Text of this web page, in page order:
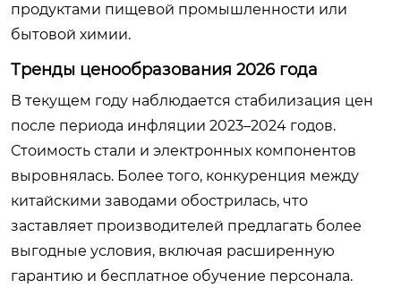
продуктами пищевой промышленности или
бытовой химии.
Тренды ценообразования 2026 года
В текущем году наблюдается стабилизация цен
после периода инфляции 2023–2024 годов.
Стоимость стали и электронных компонентов
выровнялась. Более того, конкуренция между
китайскими заводами обострилась, что
заставляет производителей предлагать более
выгодные условия, включая расширенную
гарантию и бесплатное обучение персонала.